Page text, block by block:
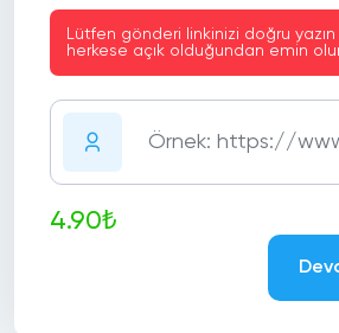
Lütfen gönderi linkinizi doğru yazın
herkese açık olduğundan emin
4.90₺